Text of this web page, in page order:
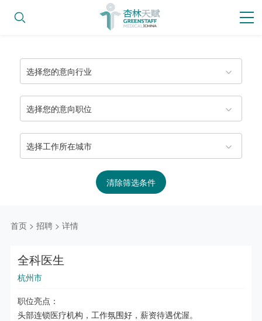
选择您的意向行业
选择您的意向职位
选择工作所在城市
清除筛选条件
首页 > 招聘 > 详情
全科医生
杭州市
职位亮点：
头部连锁医疗机构，工作氛围好，薪资待遇优渥。